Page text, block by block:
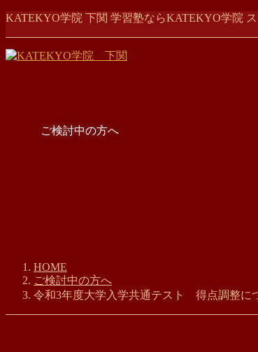
コ
テ
ン
ナ
ゲ
ー
KATEKYO学院 下関 学習塾ならKATEKYO学院
ご検討中の方へ
HOME
ご検討中の方へ
令和3年度大学入学共通テスト 得点調整に